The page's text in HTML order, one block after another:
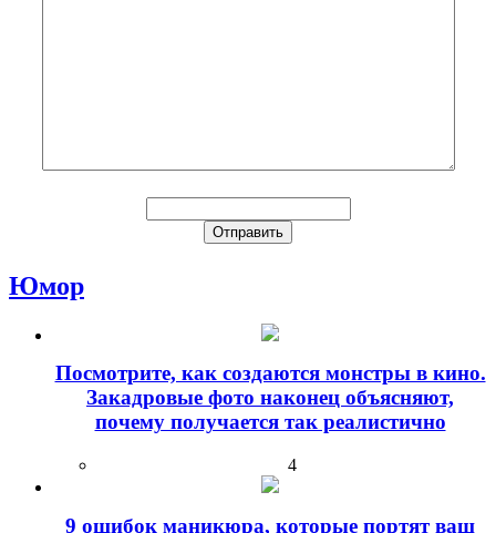
Юмор
Посмотрите, как создаются монстры в кино.
Закадровые фото наконец объясняют,
почему получается так реалистично
4
9 ошибок маникюра, которые портят ваш